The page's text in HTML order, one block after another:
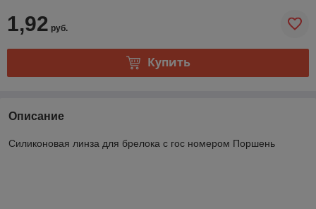
1,92 руб.
Купить
Описание
Силиконовая линза для брелока с гос номером Поршень